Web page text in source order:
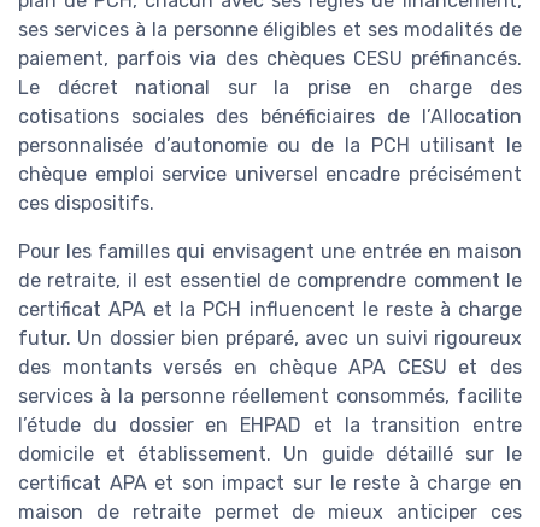
ses services à la personne éligibles et ses modalités de
paiement, parfois via des chèques CESU préfinancés.
Le décret national sur la prise en charge des
cotisations sociales des bénéficiaires de l’Allocation
personnalisée d’autonomie ou de la PCH utilisant le
chèque emploi service universel encadre précisément
ces dispositifs.
Pour les familles qui envisagent une entrée en maison
de retraite, il est essentiel de comprendre comment le
certificat APA et la PCH influencent le reste à charge
futur. Un dossier bien préparé, avec un suivi rigoureux
des montants versés en chèque APA CESU et des
services à la personne réellement consommés, facilite
l’étude du dossier en EHPAD et la transition entre
domicile et établissement. Un guide détaillé sur le
certificat APA et son impact sur le reste à charge en
maison de retraite permet de mieux anticiper ces